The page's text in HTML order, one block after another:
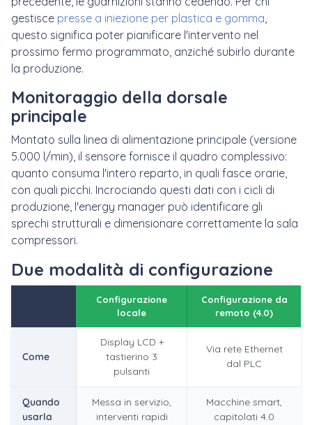
gestisce presse a iniezione per plastica e gomma,
questo significa poter pianificare l'intervento nel
prossimo fermo programmato, anziché subirlo durante
la produzione.
Monitoraggio della dorsale
principale
Montato sulla linea di alimentazione principale (versione
5.000 l/min), il sensore fornisce il quadro complessivo:
quanto consuma l'intero reparto, in quali fasce orarie,
con quali picchi. Incrociando questi dati con i cicli di
produzione, l'energy manager può identificare gli
sprechi strutturali e dimensionare correttamente la sala
compressori.
Due modalità di configurazione
Configurazione
locale
Configurazione da
remoto (4.0)
Come
Display LCD +
tastierino 3
pulsanti
Via rete Ethernet
dal PLC
Quando
usarla
Messa in servizio,
interventi rapidi
Macchine smart,
capitolati 4.0